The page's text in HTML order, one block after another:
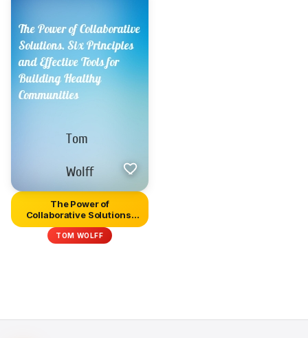
The Power of
Collaborative Solutions.
Six Principl...
TOM WOLFF